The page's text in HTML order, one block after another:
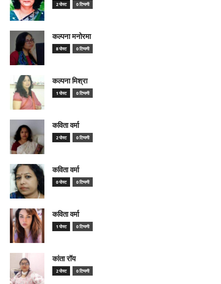
2 पोस्ट 0 टिप्पणी
कल्पना मनोरमा
8 पोस्ट 0 टिप्पणी
कल्पना मिश्रा
1 पोस्ट 0 टिप्पणी
कविता वर्मा
2 पोस्ट 0 टिप्पणी
कविता वर्मा
0 पोस्ट 0 टिप्पणी
कविता वर्मा
1 पोस्ट 0 टिप्पणी
कांता रॉय
2 पोस्ट 0 टिप्पणी